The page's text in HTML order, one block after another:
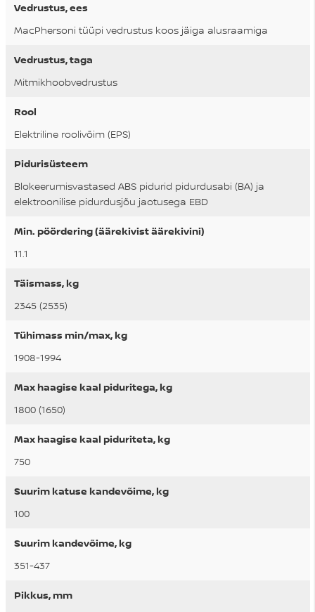
Vedrustus, ees
MacPhersoni tüüpi vedrustus koos jäiga alusraamiga
Vedrustus, taga
Mitmikhoobvedrustus
Rool
Elektriline roolivõim (EPS)
Pidurisüsteem
Blokeerumisvastased ABS pidurid pidurdusabi (BA) ja
elektroonilise pidurdusjõu jaotusega EBD
Min. pöördering (äärekivist äärekivini)
11.1
Täismass, kg
2345 (2535)
Tühimass min/max, kg
1908-1994
Max haagise kaal piduritega, kg
1800 (1650)
Max haagise kaal piduriteta, kg
750
Suurim katuse kandevõime, kg
100
Suurim kandevõime, kg
351-437
Pikkus, mm